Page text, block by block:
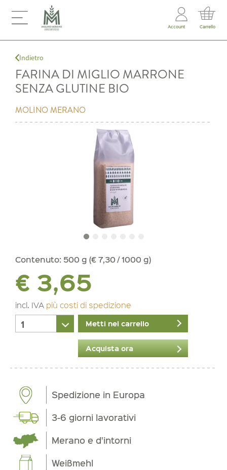
Account Carrello
Indietro
FARINA DI MIGLIO MARRONE
SENZA GLUTINE BIO
MOLINO MERANO
Contenuto: 500 g (€ 7,30 / 1000 g)
€ 3,65
incl. IVA più costi di spedizione
Metti nel carrello
Acquista ora
Spedizione in Europa
3-6 giorni lavorativi
Merano e d'intorni
Weißmehl